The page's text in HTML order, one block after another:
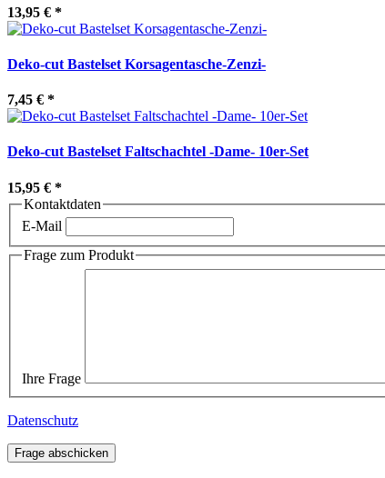
13,95 € *
Deko-cut Bastelset Korsagentasche-Zenzi-
7,45 € *
Deko-cut Bastelset Faltschachtel -Dame- 10er-Set
15,95 € *
Kontaktdaten
E-Mail
Frage zum Produkt
Ihre Frage
Datenschutz
Frage abschicken